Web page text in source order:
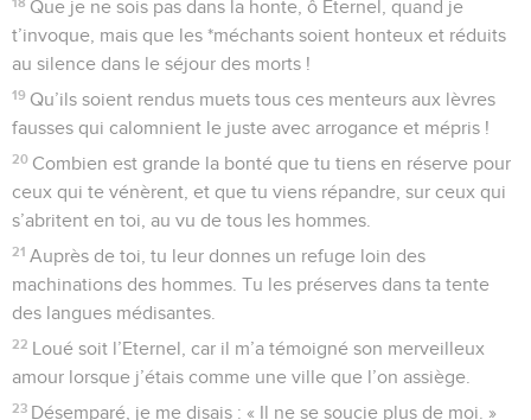
Que je ne sois pas dans la honte, ô Eternel, quand je
t’invoque, mais que les *méchants soient honteux et réduits
au silence dans le séjour des morts !
19 Qu’ils soient rendus muets tous ces menteurs aux lèvres
fausses qui calomnient le juste avec arrogance et mépris !
20 Combien est grande la bonté que tu tiens en réserve pour
ceux qui te vénèrent, et que tu viens répandre, sur ceux qui
s’abritent en toi, au vu de tous les hommes.
21 Auprès de toi, tu leur donnes un refuge loin des
machinations des hommes. Tu les préserves dans ta tente
des langues médisantes.
22 Loué soit l’Eternel, car il m’a témoigné son merveilleux
amour lorsque j’étais comme une ville que l’on assiège.
23 Désemparé, je me disais : « Il ne se soucie plus de moi. »